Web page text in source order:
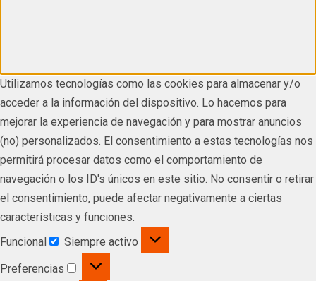
Utilizamos tecnologías como las cookies para almacenar y/o
acceder a la información del dispositivo. Lo hacemos para
mejorar la experiencia de navegación y para mostrar anuncios
(no) personalizados. El consentimiento a estas tecnologías nos
permitirá procesar datos como el comportamiento de
navegación o los ID's únicos en este sitio. No consentir o retirar
el consentimiento, puede afectar negativamente a ciertas
características y funciones.
Funcional
Siempre activo
Preferencias